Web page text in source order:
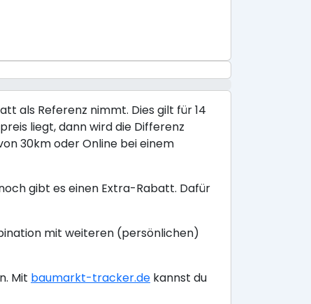
als Referenz nimmt. Dies gilt für 14
liegt, dann wird die Differenz
30km oder Online bei einem
gibt es einen Extra-Rabatt. Dafür
mit weiteren (persönlichen)
Mit baumarkt-tracker.de kannst du